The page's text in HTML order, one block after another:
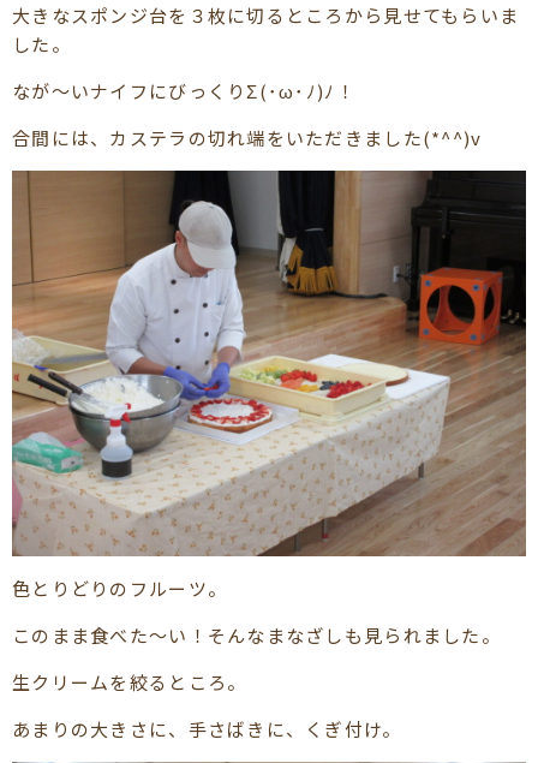
大きなスポンジ台を３枚に切るところから見せてもらいま
した。
なが～いナイフにびっくりΣ(･ω･ﾉ)ﾉ！
合間には、カステラの切れ端をいただきました(*^^)v
色とりどりのフルーツ。
このまま食べた～い！そんなまなざしも見られました。
生クリームを絞るところ。
あまりの大きさに、手さばきに、くぎ付け。